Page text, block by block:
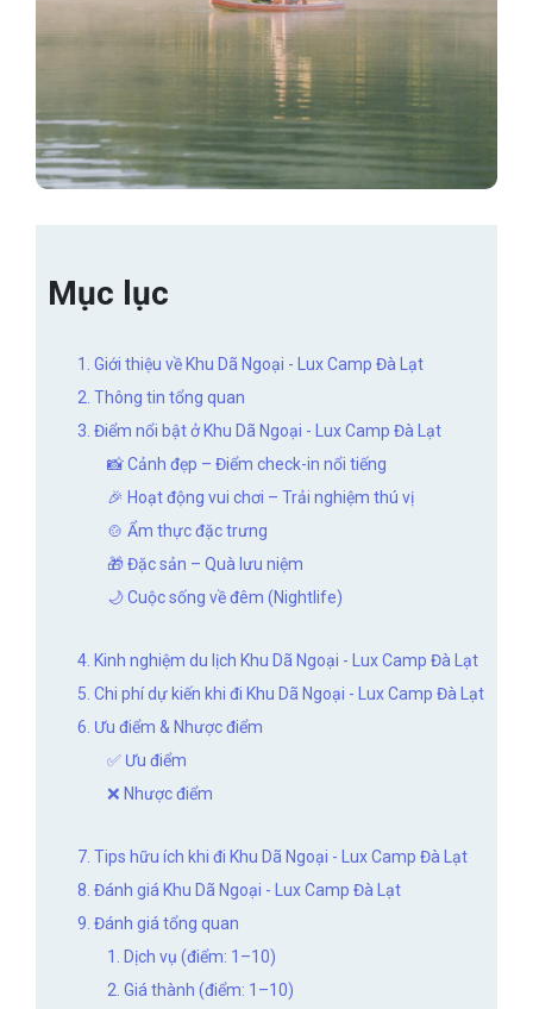
Mục lục
1. Giới thiệu về Khu Dã Ngoại - Lux Camp Đà Lạt
2. Thông tin tổng quan
3. Điểm nổi bật ở Khu Dã Ngoại - Lux Camp Đà Lạt
📸 Cảnh đẹp – Điểm check-in nổi tiếng
🎉 Hoạt động vui chơi – Trải nghiệm thú vị
🍲 Ẩm thực đặc trưng
🎁 Đặc sản – Quà lưu niệm
🌙 Cuộc sống về đêm (Nightlife)
4. Kinh nghiệm du lịch Khu Dã Ngoại - Lux Camp Đà Lạt
5. Chi phí dự kiến khi đi Khu Dã Ngoại - Lux Camp Đà Lạt
6. Ưu điểm & Nhược điểm
✅ Ưu điểm
❌ Nhược điểm
7. Tips hữu ích khi đi Khu Dã Ngoại - Lux Camp Đà Lạt
8. Đánh giá Khu Dã Ngoại - Lux Camp Đà Lạt
9. Đánh giá tổng quan
1. Dịch vụ (điểm: 1–10)
2. Giá thành (điểm: 1–10)